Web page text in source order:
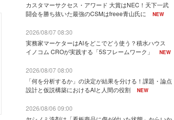
カスタマーサクセス・アワード 大賞はNEC！天下一武
闘会を勝ち抜いた最強のCSMはfreee青山氏に
NEW
2026/08/07 08:30
実務家マーケターはAIをどこでどう使う？積水ハウス
イノコム CROが実践する「5Sフレームワーク」
NEW
2026/08/07 08:00
「何を分析するか」の決定が結果を分ける！課題・論点
設計と仮説構築におけるAIと人間の役割
NEW
2026/08/06 09:00